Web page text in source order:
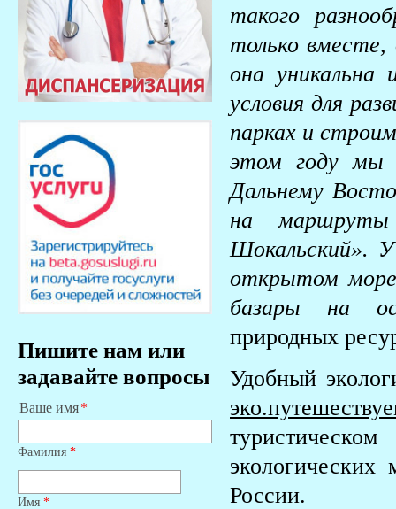
Пишите нам или
задавайте вопросы
Ваше имя
Фамилия *
Имя *
такого
только вместе,
она уникальна
условия для
парках и
этом году мы
Дальнему
на
Шокальский».
открытом
базары на
природных
Удобный
России.